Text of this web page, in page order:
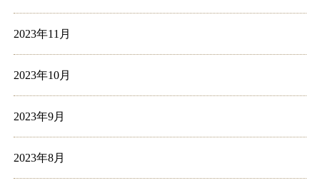
2023年11月
2023年10月
2023年9月
2023年8月